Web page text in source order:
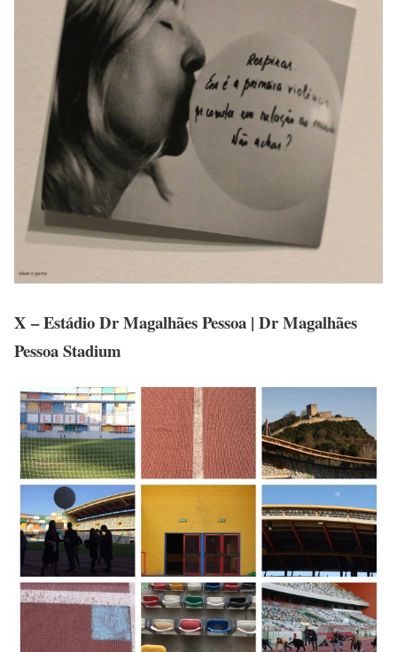
X – Estádio Dr Magalhães Pessoa | Dr Magalhães
Pessoa Stadium